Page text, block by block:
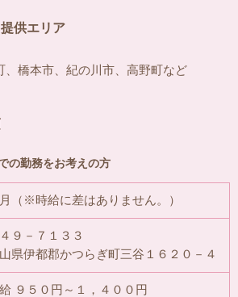
供エリア
、橋本市、紀の川市、高野町など
の勤務をお考えの方
（※時給に差はありません。）
９－７１３３
県伊都郡かつらぎ町三谷１６２０－４
９５０円～１，４００円